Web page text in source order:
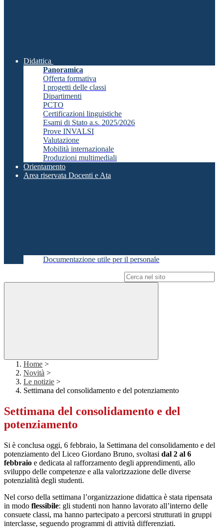
Didattica
Panoramica
Offerta formativa
I progetti delle classi
Dipartimenti
PCTO
Certificazioni linguistiche
Esami di Stato a.s. 2025/2026
Prove INVALSI
Valutazione
Mobilità internazionale
Produzioni multimediali
Orientamento
Area riservata Docenti e Ata
Documentazione utile per il personale
Home >
Novità >
Le notizie >
Settimana del consolidamento e del potenziamento
Settimana del consolidamento e del
potenziamento
Si è conclusa oggi, 6 febbraio, la Settimana del consolidamento e del
potenziamento del Liceo Giordano Bruno, svoltasi dal 2 al 6
febbraio e dedicata al rafforzamento degli apprendimenti, allo
sviluppo delle competenze e alla valorizzazione delle diverse
potenzialità degli studenti.
Nel corso della settimana l’organizzazione didattica è stata ripensata
in modo flessibile: gli studenti non hanno lavorato all’interno delle
consuete classi, ma hanno partecipato a percorsi strutturati in gruppi
interclasse, seguendo programmi di attività differenziati.